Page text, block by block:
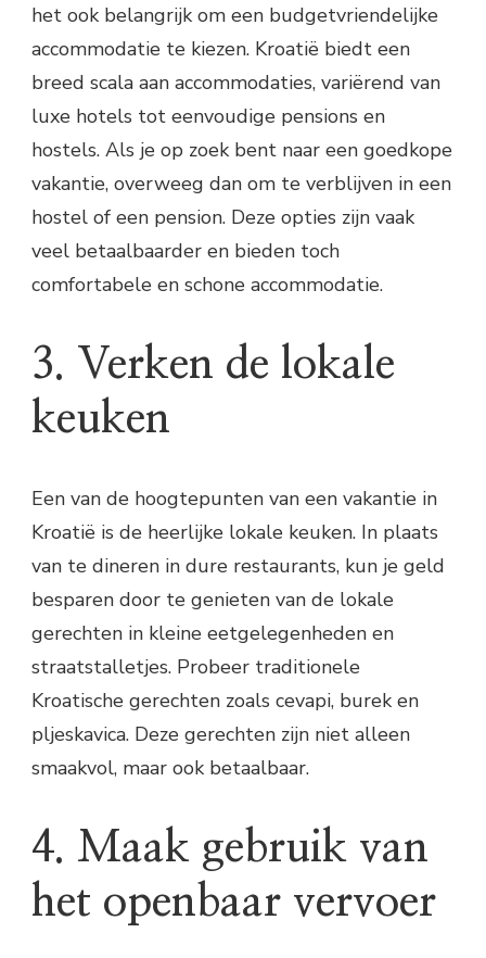
het ook belangrijk om een budgetvriendelijke
accommodatie te kiezen. Kroatië biedt een
breed scala aan accommodaties, variërend van
luxe hotels tot eenvoudige pensions en
hostels. Als je op zoek bent naar een goedkope
vakantie, overweeg dan om te verblijven in een
hostel of een pension. Deze opties zijn vaak
veel betaalbaarder en bieden toch
comfortabele en schone accommodatie.
3. Verken de lokale
keuken
Een van de hoogtepunten van een vakantie in
Kroatië is de heerlijke lokale keuken. In plaats
van te dineren in dure restaurants, kun je geld
besparen door te genieten van de lokale
gerechten in kleine eetgelegenheden en
straatstalletjes. Probeer traditionele
Kroatische gerechten zoals cevapi, burek en
pljeskavica. Deze gerechten zijn niet alleen
smaakvol, maar ook betaalbaar.
4. Maak gebruik van
het openbaar vervoer